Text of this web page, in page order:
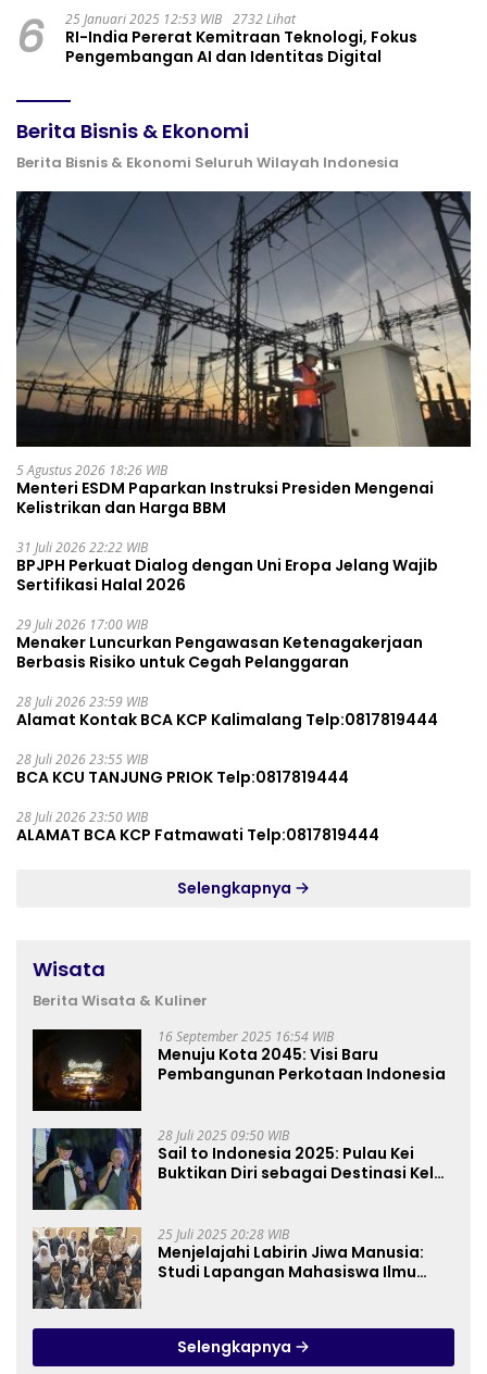
6 25 Januari 2025 12:53 WIB 2732 Lihat
RI-India Pererat Kemitraan Teknologi, Fokus
Pengembangan AI dan Identitas Digital
Berita Bisnis & Ekonomi
Berita Bisnis & Ekonomi Seluruh Wilayah Indonesia
5 Agustus 2026 18:26 WIB
Menteri ESDM Paparkan Instruksi Presiden Mengenai
Kelistrikan dan Harga BBM
31 Juli 2026 22:22 WIB
BPJPH Perkuat Dialog dengan Uni Eropa Jelang Wajib
Sertifikasi Halal 2026
29 Juli 2026 17:00 WIB
Menaker Luncurkan Pengawasan Ketenagakerjaan
Berbasis Risiko untuk Cegah Pelanggaran
28 Juli 2026 23:59 WIB
Alamat Kontak BCA KCP Kalimalang Telp:0817819444
28 Juli 2026 23:55 WIB
BCA KCU TANJUNG PRIOK Telp:0817819444
28 Juli 2026 23:50 WIB
ALAMAT BCA KCP Fatmawati Telp:0817819444
Selengkapnya
Wisata
Berita Wisata & Kuliner
16 September 2025 16:54 WIB
Menuju Kota 2045: Visi Baru
Pembangunan Perkotaan Indonesia
28 Juli 2025 09:50 WIB
Sail to Indonesia 2025: Pulau Kei
Buktikan Diri sebagai Destinasi Kelas
25 Juli 2025 20:28 WIB
Menjelajahi Labirin Jiwa Manusia:
Studi Lapangan Mahasiswa Ilmu
Selengkapnya